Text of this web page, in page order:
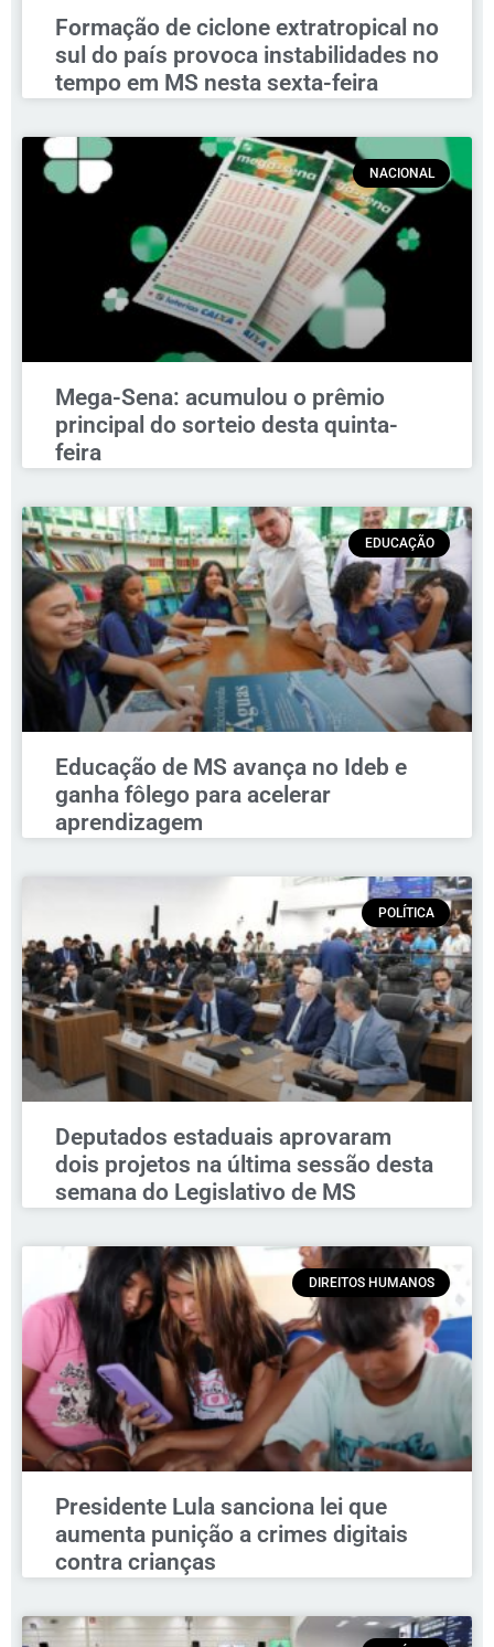
Formação de ciclone extratropical no
sul do país provoca instabilidades no
tempo em MS nesta sexta-feira
NACIONAL
Mega-Sena: acumulou o prêmio
principal do sorteio desta quinta-
feira
EDUCAÇÃO
Educação de MS avança no Ideb e
ganha fôlego para acelerar
aprendizagem
POLÍTICA
Deputados estaduais aprovaram
dois projetos na última sessão desta
semana do Legislativo de MS
DIREITOS HUMANOS
Presidente Lula sanciona lei que
aumenta punição a crimes digitais
contra crianças